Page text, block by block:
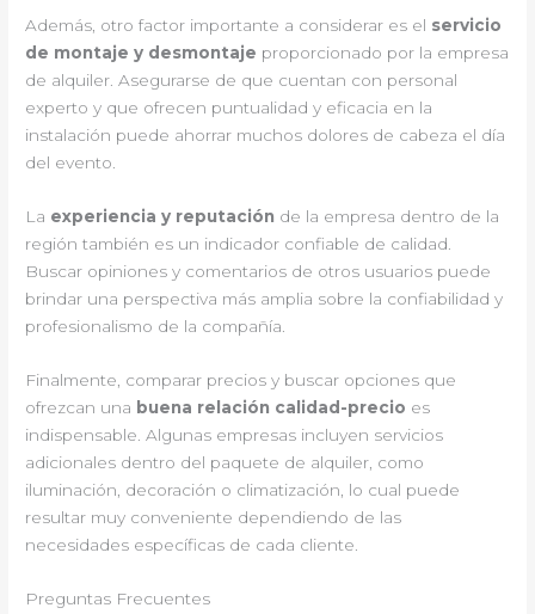
Además, otro factor importante a considerar es el servicio
de montaje y desmontaje proporcionado por la empresa
de alquiler. Asegurarse de que cuentan con personal
experto y que ofrecen puntualidad y eficacia en la
instalación puede ahorrar muchos dolores de cabeza el día
del evento.
La experiencia y reputación de la empresa dentro de la
región también es un indicador confiable de calidad.
Buscar opiniones y comentarios de otros usuarios puede
brindar una perspectiva más amplia sobre la confiabilidad y
profesionalismo de la compañía.
Finalmente, comparar precios y buscar opciones que
ofrezcan una buena relación calidad-precio es
indispensable. Algunas empresas incluyen servicios
adicionales dentro del paquete de alquiler, como
iluminación, decoración o climatización, lo cual puede
resultar muy conveniente dependiendo de las
necesidades específicas de cada cliente.
Preguntas Frecuentes